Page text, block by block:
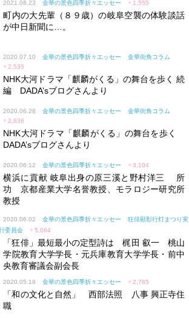
2021.08.23 金華の景色四季折々エッセー ♥ 1,555
町内の大先輩（８９歳）の岐阜空襲の体験談話
が中日新聞に…。
2020.07.10 金華の景色四季折々エッセー
金華街角コラム
♥ 2,535
NHK大河ドラマ「麒麟がくる」の舞台を歩く 続
編 DADA’sブログさんより
2020.06.28 金華の景色四季折々エッセー
金華街角コラム
♥ 2,836
NHK大河ドラマ「麒麟がくる」の舞台を歩く
DADA’sブログさんより
2020.06.12 金華の景色四季折々エッセー ♥ 3,104
横浜に貢献 岐阜出身の原三溪と野村洋三 所
功 京都産業大学名誉教授、モラロジー研究所
教授
2020.06.02 金華の景色四季折々エッセー
狂俳顯彰行灯まつり実
委員会
♥ 5,064
「狂俳」最短最小の定型詩は 梶田 叡一 桃山
学院教育大学学長・元兵庫教育大学学長・前中
央教育審議会副会長
2020.05.19 金華の景色四季折々エッセー ♥ 2,785
「和の文化と自然」 西部法照 八事 興正寺住
職